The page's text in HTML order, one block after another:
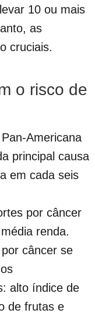
10 ou mais
as
cruciais.
o risco de
Americana
principal causa
em cada seis
por câncer
renda.
câncer se
alto índice de
de frutas e